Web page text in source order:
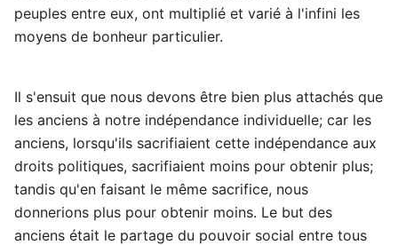
peuples entre eux, ont multiplié et varié à l'infini les
moyens de bonheur particulier.
Il s'ensuit que nous devons être bien plus attachés que
les anciens à notre indépendance individuelle; car les
anciens, lorsqu'ils sacrifiaient cette indépendance aux
droits politiques, sacrifiaient moins pour obtenir plus;
tandis qu'en faisant le même sacrifice, nous
donnerions plus pour obtenir moins. Le but des
anciens était le partage du pouvoir social entre tous